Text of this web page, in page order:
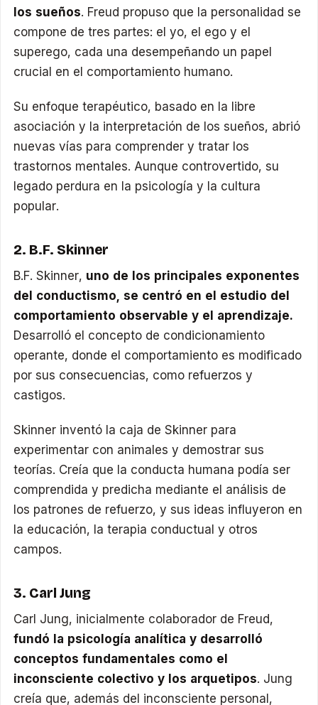
los sueños. Freud propuso que la personalidad se
compone de tres partes: el yo, el ego y el
superego, cada una desempeñando un papel
crucial en el comportamiento humano.
Su enfoque terapéutico, basado en la libre
asociación y la interpretación de los sueños, abrió
nuevas vías para comprender y tratar los
trastornos mentales. Aunque controvertido, su
legado perdura en la psicología y la cultura
popular.
2. B.F. Skinner
B.F. Skinner, uno de los principales exponentes
del conductismo, se centró en el estudio del
comportamiento observable y el aprendizaje.
Desarrolló el concepto de condicionamiento
operante, donde el comportamiento es modificado
por sus consecuencias, como refuerzos y
castigos.
Skinner inventó la caja de Skinner para
experimentar con animales y demostrar sus
teorías. Creía que la conducta humana podía ser
comprendida y predicha mediante el análisis de
los patrones de refuerzo, y sus ideas influyeron en
la educación, la terapia conductual y otros
campos.
3. Carl Jung
Carl Jung, inicialmente colaborador de Freud,
fundó la psicología analítica y desarrolló
conceptos fundamentales como el
inconsciente colectivo y los arquetipos. Jung
creía que, además del inconsciente personal,